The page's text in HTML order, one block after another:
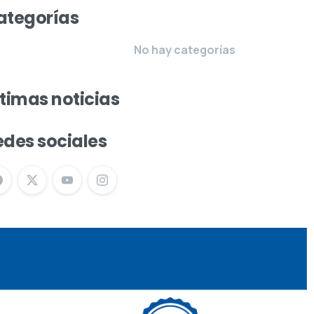
No hay categorías
noticias
sociales